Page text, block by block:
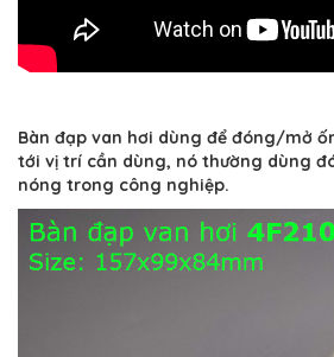
Bàn đạp van hơi dùng để đóng/mở
tới vị trí cần dùng, nó thường dùng
nóng trong công nghiệp.